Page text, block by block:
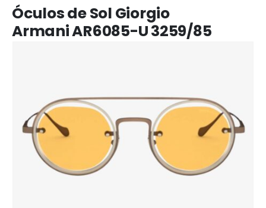
Óculos de Sol Giorgio
Armani AR6085-U 3259/85